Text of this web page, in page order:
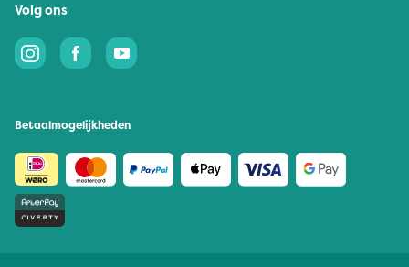
Volg ons
Betaalmogelijkheden